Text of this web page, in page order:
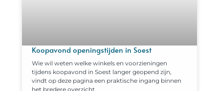
Koopavond openingstijden in Soest
Wie wil weten welke winkels en voorzieningen
tijdens koopavond in Soest langer geopend zijn,
vindt op deze pagina een praktische ingang binnen
het bredere overzicht